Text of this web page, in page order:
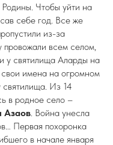
Родины. Чтобы уйти на
себе год. Все же
из-за
провожали всем селом,
у святилища Аларды на
имена на огромном
святилища. Из 14
в родное село –
Азаов. Война унесла
Первая похоронка
в начале января